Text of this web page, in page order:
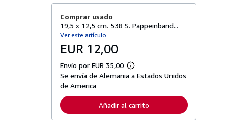
Comprar usado
19,5 x 12,5 cm. 538 S. Pappeinband...
Ver este artículo
EUR 12,00
Envío por EUR 35,00
M
á
f
o
r
Se envía de Alemania a Estados Unidos
de America
Añadir al carrito